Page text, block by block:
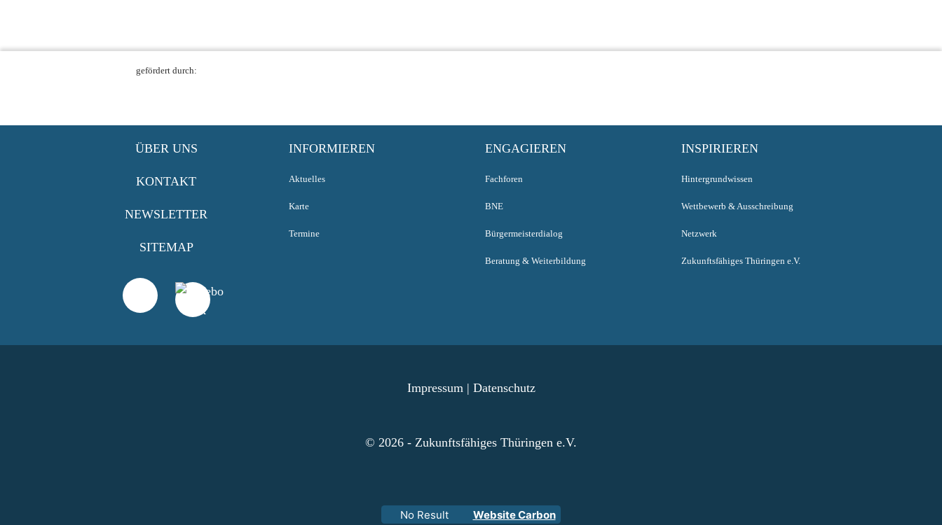
gefördert durch:
ÜBER UNS
KONTAKT
NEWSLETTER
SITEMAP
INFORMIEREN
Aktuelles
Karte
Termine
ENGAGIEREN
Fachforen
BNE
Bürgermeisterdialog
Beratung & Weiterbildung
INSPIRIEREN
Hintergrundwissen
Wettbewerb & Ausschreibung
Netzwerk
Zukunftsfähiges Thüringen e.V.
Impressum| Datenschutz
© 2026 - Zukunftsfähiges Thüringen e.V.
No Result Website Carbon